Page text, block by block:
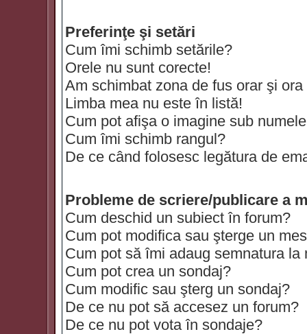
Preferinţe şi setări
Cum îmi schimb setările?
Orele nu sunt corecte!
Am schimbat zona de fus orar şi
Limba mea nu este în listă!
Cum pot afişa o imagine sub
Cum îmi schimb rangul?
De ce când folosesc legătura de
Probleme de scriere/publicare a
Cum deschid un subiect în forum?
Cum pot modifica sau şterge un
Cum pot să îmi adaug semnatura la
Cum pot crea un sondaj?
Cum modific sau şterg un sondaj?
De ce nu pot să accesez un forum?
De ce nu pot vota în sondaje?